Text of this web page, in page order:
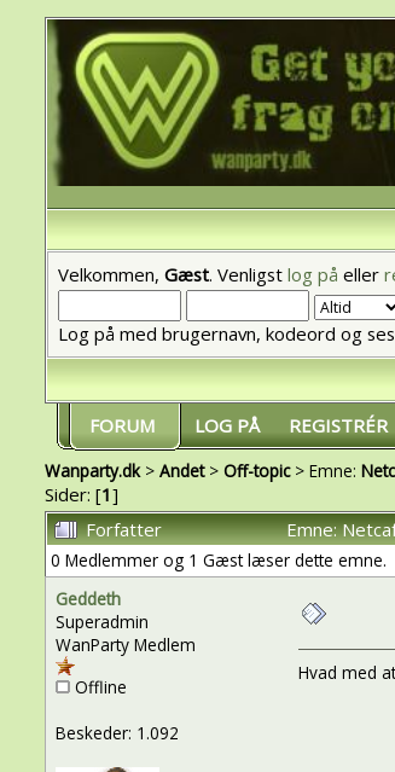
Velkommen, Gæst. Venligst log på eller
Log på med brugernavn, kodeord og
FORUM LOG PÅ REGISTRÉR
Wanparty.dk> Andet> Off-topic> Emne:
Sider: [1]
Forfatter Emne:
0 Medlemmer og 1 Gæst læser dette emne.
Geddeth
Superadmin
WanParty Medlem
Offline
Beskeder: 1.092
Hvad med